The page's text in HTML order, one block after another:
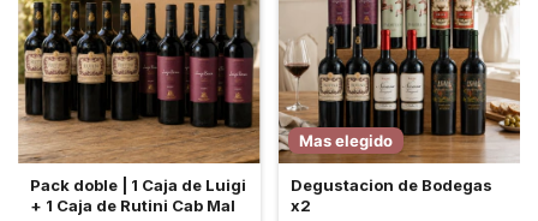
Pack doble | 1 Caja de Luigi
+ 1 Caja de Rutini Cab Mal
Mas elegido
Degustacion de Bodegas
x2